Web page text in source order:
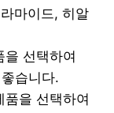
마이드, 히알
을 선택하여
습니다.
을 선택하여